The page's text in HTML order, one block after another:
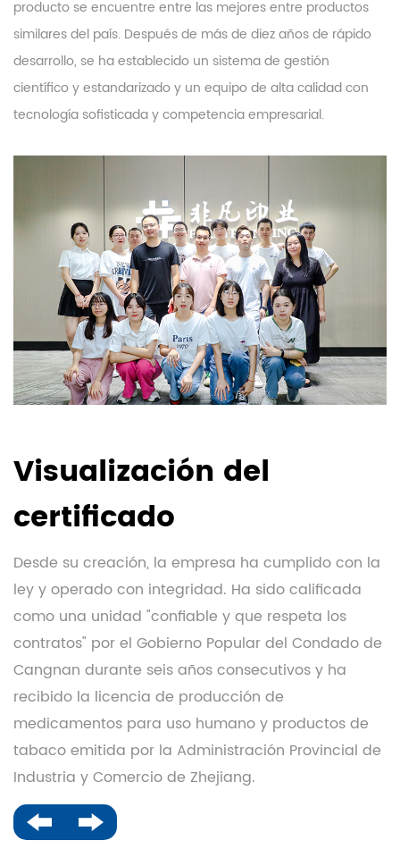
producto se encuentre entre las mejores entre productos
similares del país. Después de más de diez años de rápido
desarrollo, se ha establecido un sistema de gestión
científico y estandarizado y un equipo de alta calidad con
tecnología sofisticada y competencia empresarial.
Visualización del
certificado
Desde su creación, la empresa ha cumplido con la
ley y operado con integridad. Ha sido calificada
como una unidad "confiable y que respeta los
contratos" por el Gobierno Popular del Condado de
Cangnan durante seis años consecutivos y ha
recibido la licencia de producción de
medicamentos para uso humano y productos de
tabaco emitida por la Administración Provincial de
Industria y Comercio de Zhejiang.